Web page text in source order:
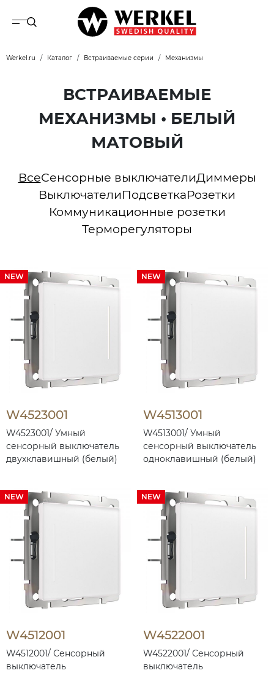
Werkel.ru Каталог Встраиваемые серии Механизмы
ВСТРАИВАЕМЫЕ
МЕХАНИЗМЫ • БЕЛЫЙ
МАТОВЫЙ
ВсеСенсорные выключателиДиммеры
ВыключателиПодсветкаРозетки
Коммуникационные розетки
Терморегуляторы
NEW
W4523001
W4523001/ Умный
сенсорный выключатель
двухклавишный (белый)
NEW
W4513001
W4513001/ Умный
сенсорный выключатель
одноклавишный (белый)
NEW
W4512001
W4512001/ Сенсорный
выключатель
NEW
W4522001
W4522001/ Сенсорный
выключатель